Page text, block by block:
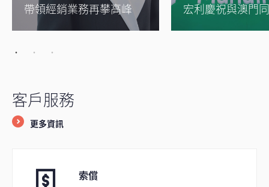
帶領經銷業務再攀高峰
宏利慶祝與澳門
客戶服務
更多資訊
索償